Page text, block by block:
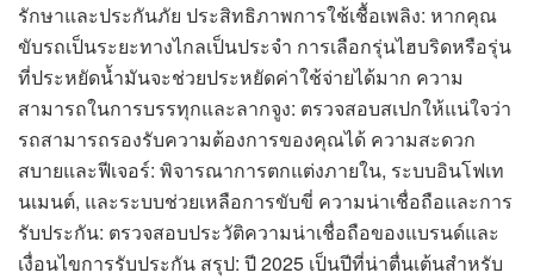
รักษาและประกันภัย ประสิทธิภาพการใช้เชื้อเพลิง: หากคุณ
ขับรถเป็นระยะทางไกลเป็นประจำ การเลือกรุ่นไฮบริดหรือรุ่น
ที่ประหยัดน้ำมันจะช่วยประหยัดค่าใช้จ่ายได้มาก ความ
สามารถในการบรรทุกและลากจูง: ตรวจสอบสเปกให้แน่ใจว่า
รถสามารถรองรับความต้องการของคุณได้ ความสะดวก
สบายและฟีเจอร์: พิจารณาการตกแต่งภายใน, ระบบอินโฟเท
นเมนต์, และระบบช่วยเหลือการขับขี่ ความน่าเชื่อถือและการ
รับประกัน: ตรวจสอบประวัติความน่าเชื่อถือของแบรนด์และ
เงื่อนไขการรับประกัน สรุป: ปี 2025 เป็นปีที่น่าตื่นเต้นสำหรับ